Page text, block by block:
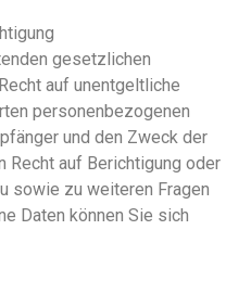
gesetzlichen
auf unentgeltliche
personenbezogenen
und den Zweck der
Recht auf Berichtigung oder
sowie zu weiteren Fragen
Daten können Sie sich